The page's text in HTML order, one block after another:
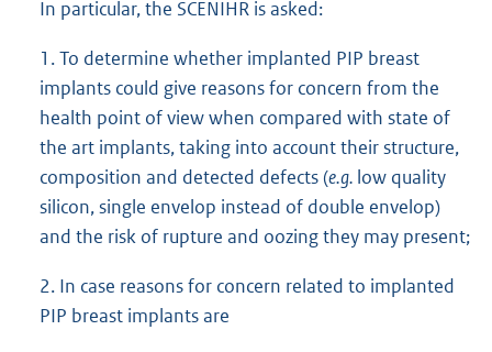
In particular, the SCENIHR is asked:
1. To determine whether implanted PIP breast
implants could give reasons for concern from the
health point of view when compared with state of
the art implants, taking into account their structure,
composition and detected defects (e.g. low quality
silicon, single envelop instead of double envelop)
and the risk of rupture and oozing they may present;
2. In case reasons for concern related to implanted
PIP breast implants are